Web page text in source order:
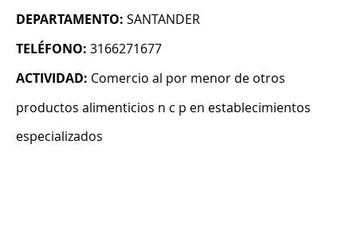
DEPARTAMENTO: SANTANDER
TELÉFONO: 3166271677
ACTIVIDAD: Comercio al por menor de otros
productos alimenticios n c p en establecimientos
especializados